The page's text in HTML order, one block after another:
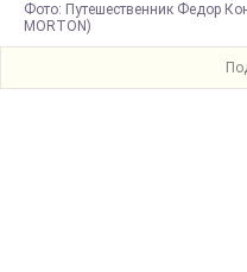
Фото: Путешественник Федор
MORTON)